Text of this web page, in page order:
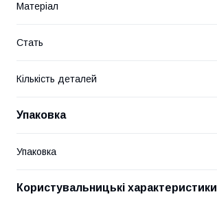
Матеріал
Стать
Кількість деталей
Упаковка
Упаковка
Користувальницькі характеристики